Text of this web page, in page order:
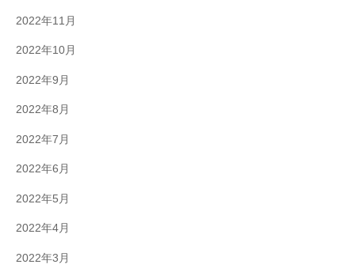
2022年11月
2022年10月
2022年9月
2022年8月
2022年7月
2022年6月
2022年5月
2022年4月
2022年3月